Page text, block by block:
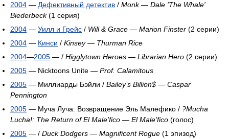
2004 — Дефективный детектив / Monk— Dale 'The Whale'
Biederbeck(1 серия)
2004 — Уилл и Грейс / Will & Grace — Marion Finster (2 серии)
2004 — Кинси / Kinsey— Thurman Rice
2004—2005 — / Higglytown Heroes — Librarian Hero (2 серии)
2005 — Nicktoons Unite — Prof. Calamitous
2005 — Миллиарды Бэйли / Bailey’s Billion$ — Caspar
Pennington
2005 — Муча Луча: Возвращение Эль Малефико / ?Mucha
Lucha!: The Return of El Male’fico — El Male’fico (голос)
2005 — / Duck Dodgers — Magnificent Rogue (1 эпизод)